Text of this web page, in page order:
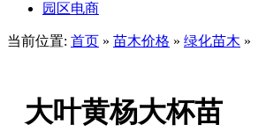
园区电商
当前位置: 首页 » 苗木价格 » 绿化苗木 »
大叶黄杨大杯苗